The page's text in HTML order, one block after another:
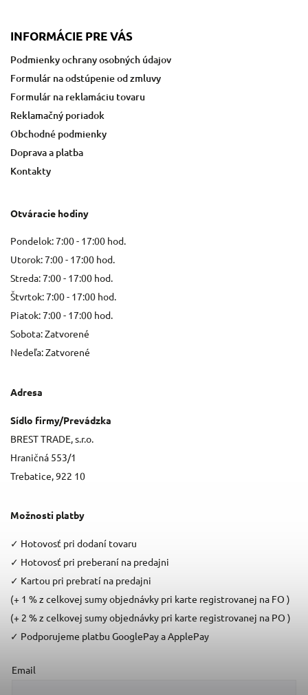
INFORMÁCIE PRE VÁS
Podmienky ochrany osobných údajov
Formulár na odstúpenie od zmluvy
Formulár na reklamáciu tovaru
Reklamačný poriadok
Obchodné podmienky
Doprava a platba
Kontakty
Otváracie hodiny
Pondelok: 7:00 - 17:00 hod.
Utorok: 7:00 - 17:00 hod.
Streda: 7:00 - 17:00 hod.
Štvrtok: 7:00 - 17:00 hod.
Piatok: 7:00 - 17:00 hod.
Sobota: Zatvorené
Nedeľa: Zatvorené
Adresa
Sídlo firmy/Prevádzka
BREST TRADE, s.r.o.
Hraničná 553/1
Trebatice, 922 10
Možnosti platby
✓ Hotovosť pri dodaní tovaru
✓ Hotovosť pri preberaní na predajni
✓ Kartou pri prebratí na predajni
(+ 1 % z celkovej sumy objednávky pri karte registrovanej na FO )
(+ 2 % z celkovej sumy objednávky pri karte registrovanej na PO )
✓ Podporujeme platbu GooglePay a ApplePay
Email